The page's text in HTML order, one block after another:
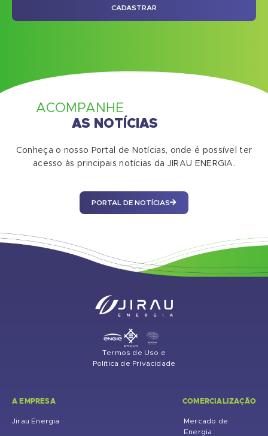
CADASTRAR
ACOMPANHE
AS NOTÍCIAS
Conheça o nosso Portal de Notícias, onde é possível ter
acesso às principais notícias da JIRAU ENERGIA.
PORTAL DE NOTÍCIAS
Termos de Uso e
Política de Privacidade
A EMPRESA
Jirau Energia
COMERCIALIZAÇÃO
Mercado de
Energia